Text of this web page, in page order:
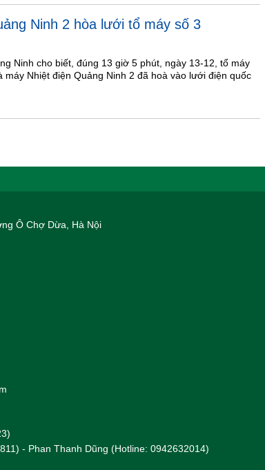
Ninh 2 hòa lưới tổ máy số 3
Ninh cho biết, đúng 13 giờ 5 phút, ngày 13-12, tổ máy
máy Nhiệt điện Quảng Ninh 2 đã hoà vào lưới điện quốc
Ô Chợ Dừa, Hà Nội
- Phan Thanh Dũng (Hotline: 0942632014)